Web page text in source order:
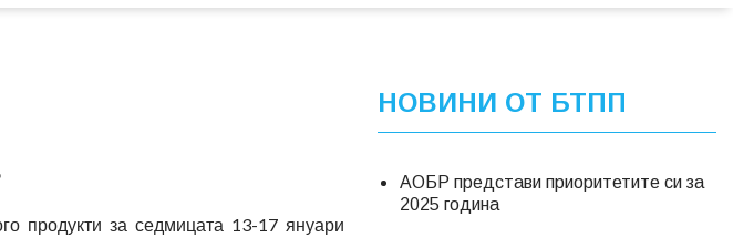
продукти за седмицата 13-17 януари
НОВИНИ ОТ БТПП
АОБР представи приоритетите си за
2025 година